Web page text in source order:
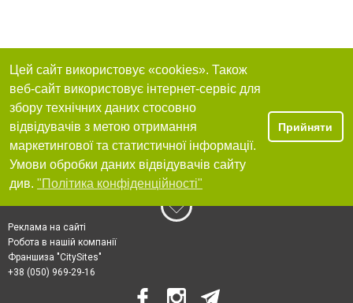
Цей сайт використовує «cookies». Також
веб-сайт використовує інтернет-сервіс для
збору технічних даних стосовно
відвідувачів з метою отримання
маркетингової та статистичної інформації.
Умови обробки даних відвідувачів сайту
див. "Політика конфіденційності"
Прийняти
Реклама на сайті
Робота в нашій компанії
Франшиза "CitySites"
+38 (050) 969-29-16